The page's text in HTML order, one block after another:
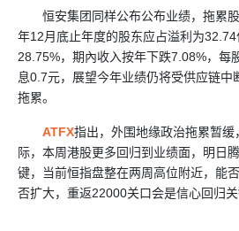
恒安集团同样公布公布业绩，拖累
年12月底止年度的股东应占溢利为
28.75%，期內收入按年下跌7.08%，每
息0.7元，展望今年业绩仍将受供应链中
拖累。
ATFX指出，外围地缘政治拖累暂缓
际，本周港股更多回归到业绩面，明日
键，当前恒指盘整在两周高位附近，能
否扩大，重返22000关口会是信心回归关